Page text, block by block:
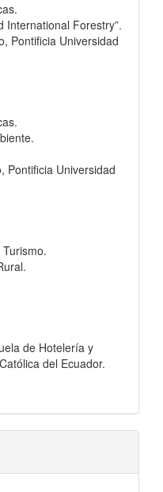
International Forestry”.
Pontificia Universidad
Pontificia Universidad
de Hotelería y
del Ecuador.